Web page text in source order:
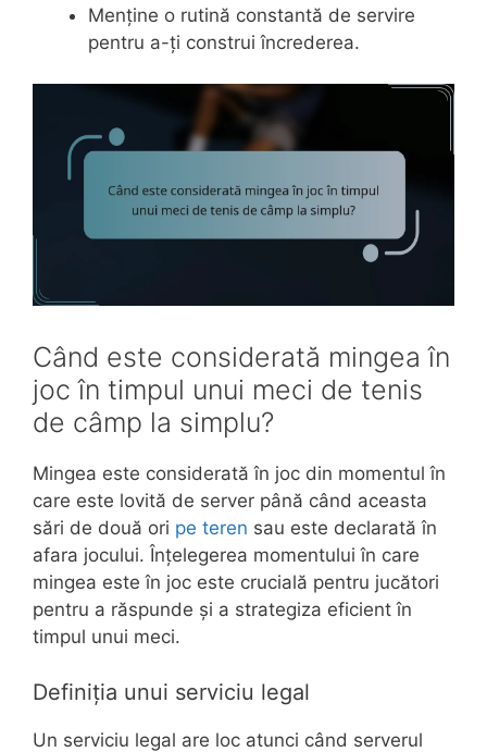
Menține o rutină constantă de servire
pentru a-ți construi încrederea.
Când este considerată mingea în
joc în timpul unui meci de tenis
de câmp la simplu?
Mingea este considerată în joc din momentul în
care este lovită de server până când aceasta
sări de două ori pe teren sau este declarată în
afara jocului. Înțelegerea momentului în care
mingea este în joc este crucială pentru jucători
pentru a răspunde și a strategiza eficient în
timpul unui meci.
Definiția unui serviciu legal
Un serviciu legal are loc atunci când serverul